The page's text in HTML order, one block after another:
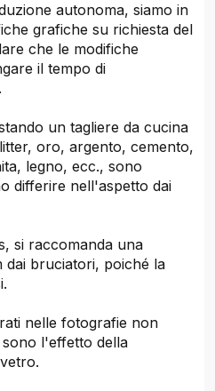
autonoma, siamo in
grafiche su richiesta del
che le modifiche
il tempo di
un tagliere da cucina
oro, argento, cemento,
legno, ecc., sono
differire nell'aspetto dai
si raccomanda una
dai bruciatori, poiché la
nelle fotografie non
l'effetto della